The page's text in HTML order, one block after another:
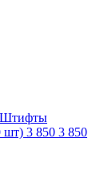
Штифты
шт) 3 850 3 850